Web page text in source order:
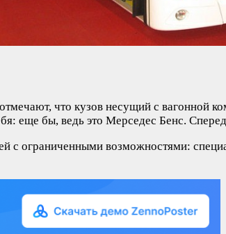
что кузов несущий с вагонной
еще бы, ведь это Мерседес Бенс.
с ограниченными возможностями: